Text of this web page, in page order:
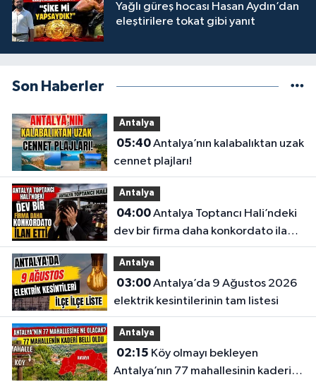
Yağlı güreş hocası Hasan Aydın’dan
eleştirilere tokat gibi yanıt
Son Haberler
Antalya
05:40Antalya’nın kalabalıktan uzak
cennet plajları!
Antalya
04:00Antalya Toptancı Hali’ndeki
dev bir firma daha konkordato ilan
etti
Antalya
03:00Antalya’da 9 Ağustos 2026
elektrik kesintilerinin tam listesi
Antalya
02:15
Antalya’nın 77 mahallesinin kaderi